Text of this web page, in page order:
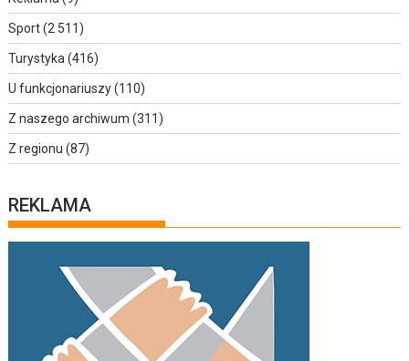
Sport(2 511)
Turystyka (416)
U funkcjonariuszy(110)
Z naszego archiwum (311)
Z regionu (87)
REKLAMA